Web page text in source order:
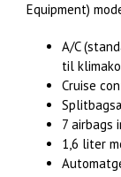
Equipment)
A/C
til
Cruise
7 airbags
1,6 liter